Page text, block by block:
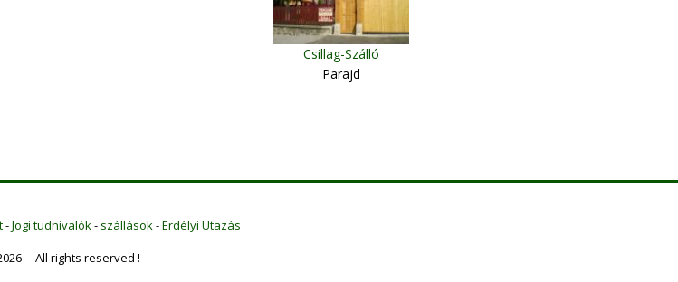
Csillag-Szálló
Parajd
-Jogi tudnivalók- szállások-Erdélyi Utazás
All rights reserved !